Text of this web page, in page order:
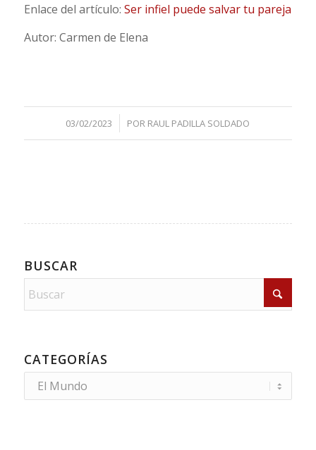
Enlace del artículo: Ser infiel puede salvar tu pareja
Autor: Carmen de Elena
03/02/2023
/ POR RAUL PADILLA SOLDADO
BUSCAR
CATEGORÍAS
Categorías